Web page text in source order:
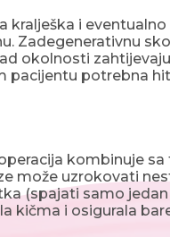
kralješka i
Zadegenerativnu
okolnosti
pacijentu potrebna
kombinuje
može uzrokovati
(spajati samo
kičma i osigurala